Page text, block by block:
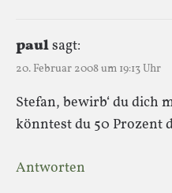
paulsagt:
20. Februar 2008 um 19:13 Uhr
Stefan, bewirb‘ du dich
könntest du 50 Prozent
Antworten